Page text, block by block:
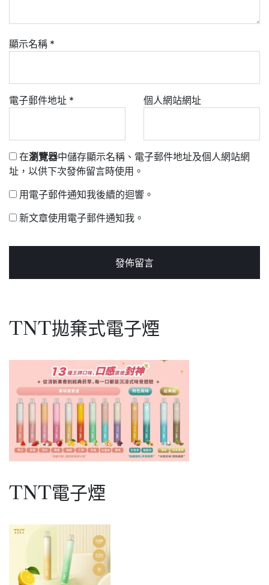
顯示名稱 *
電子郵件地址 * 個人網站網址
在瀏覽器中儲存顯示名稱、電子郵件地址及個人網站網
址，以供下次發佈留言時使用。
用電子郵件通知我後續的迴響。
新文章使用電子郵件通知我。
TNT拋棄式電子煙
TNT電子煙